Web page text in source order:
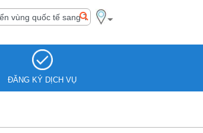
ĐĂNG KÝ DỊCH VỤ